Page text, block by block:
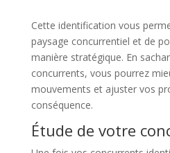
Cette identification vous
paysage concurrentiel et de
manière stratégique. En
concurrents, vous pourrez
mouvements et ajuster vos
conséquence.
Étude de votre